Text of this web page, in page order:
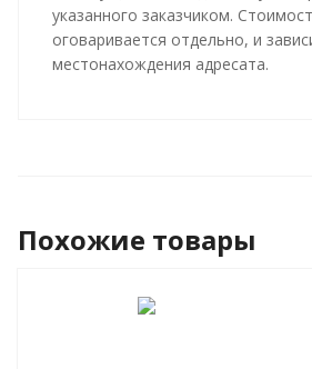
указанного заказчиком.
оговаривается отдельно, и
местонахождения адресата.
Похожие товары